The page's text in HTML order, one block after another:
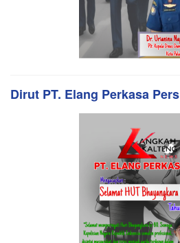
Dirut PT. Elang Perkasa Pers